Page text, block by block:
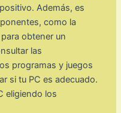
Además, es
como la
obtener un
las
programas y juegos
si tu PC es adecuado.
eligiendo los